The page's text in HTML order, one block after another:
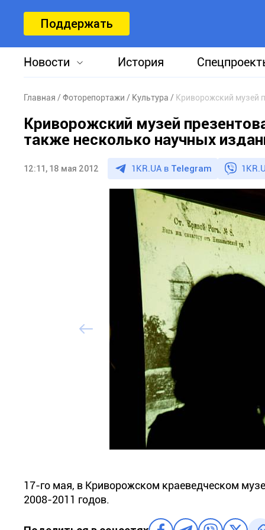
Поддержать
Новости История
Главная Фоторепортажи Культура
Криворожский музей
также несколько научных
12:11, 18 мая 2012 1KR.UA в Telegram
17-го мая, в Криворожском краеведческом
2008-2011 годов.